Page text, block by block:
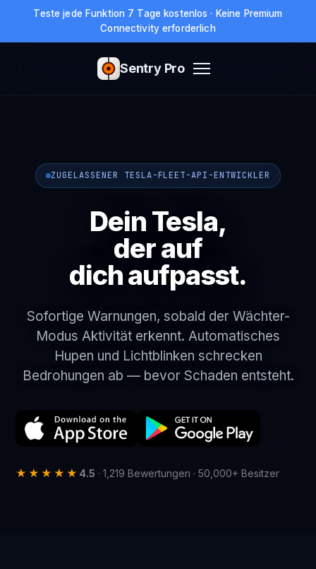
Teste jede Funktion 7 Tage kostenlos · Keine Premium
Connectivity erforderlich
Sentry Pro
ZUGELASSENER TESLA-FLEET-API-ENTWICKLER
Dein Tesla,
der auf
dich aufpasst.
Sofortige Warnungen, sobald der Wächter-
Modus Aktivität erkennt. Automatisches
Hupen und Lichtblinken schrecken
Bedrohungen ab — bevor Schaden entsteht.
★★★★★ 4.5 · 1,219 Bewertungen · 50,000+ Besitzer